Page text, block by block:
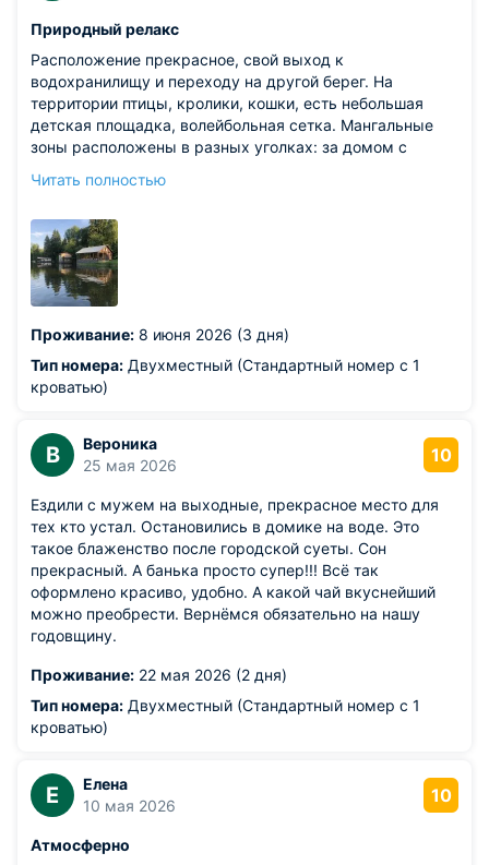
Природный релакс
Расположение прекрасное, свой выход к
водохранилищу и переходу на другой берег. На
территории птицы, кролики, кошки, есть небольшая
детская площадка, волейбольная сетка. Мангальные
зоны расположены в разных уголках: за домом с
пить алкоголь. Баня на берегу за отдельную плату, с нее
покататься на лодках. С 20.06 планировали открытие
ресторана на берегу. Виды обалденные! Пешком минут
за 7 доходили до соседнего пляжа. Там небольшие
кафе и тоже водные развлечения: прокат лодок,
можно дойти до Пятерочки. Вся усадьба построена из
натурального дерева, кровати тоже деревянные и
сильно скрипят (для меня это было единственным
переворачивания, что не способствовало глубокому
сну). Через матрас хорошо чувствовались деревяшки,
поэтому любителям ортопедического комфорта будет
тяжело. Зато все постельное и полотенца из
натурального льна. Кстати, всякие рыльно-мыльные
принадлежности лучше брать с собой, если не
привыкли мыться содой с горчицей)) в душе и на кухне
стоят по две баночки с этими порошками. Я не стала
пробовать мыться ими, но там даже инструкция на
стене висит по применению. В целом, для перезагрузки
и напитыванию природной красотой место очень
классное.
Читать полностью
Проживание: 8 июня 2026 (3 дня)
Тип номера: Двухместный (Стандартный номер с 1
кроватью)
В
Вероника
25 мая 2026
10
Ездили с мужем на выходные, прекрасное место для
тех кто устал. Остановились в домике на воде. Это
такое блаженство после городской суеты. Сон
прекрасный. А банька просто супер!!! Всё так
оформлено красиво, удобно. А какой чай вкуснейший
можно преобрести. Вернёмся обязательно на нашу
годовщину.
Проживание: 22 мая 2026 (2 дня)
Тип номера: Двухместный (Стандартный номер с 1
кроватью)
Е
Елена
10 мая 2026
10
Атмосферно